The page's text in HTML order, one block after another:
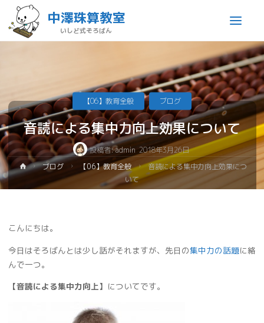
中澤珠算教室
いしど式そろばん
音読による集中力向上効果について
投稿者:admin 2018年3月26日
【06】教育全般 ブログ
ブログ 【06】教育全般
音読による集中力向上効果につ
いて
こんにちは。
今日はそろばんとは少し話がそれますが、先日の集中力の話題に絡
んで一つ。
【音読による集中力向上】 についてです。